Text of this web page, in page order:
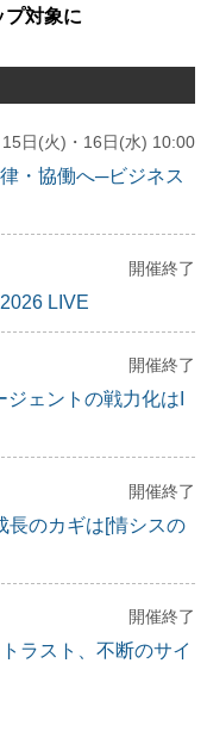
プ対象に
日(火)・16日(水) 10:00
・協働へ─ビジネス
開催終了
LIVE
開催終了
ジェントの戦力化はI
開催終了
長のカギは[情シスの
開催終了
ラスト、不断のサイ